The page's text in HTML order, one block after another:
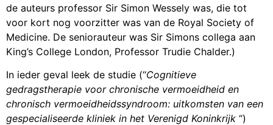
de auteurs professor Sir Simon Wessely was, die tot
voor kort nog voorzitter was van de Royal Society of
Medicine. De seniorauteur was Sir Simons collega aan
King’s College London, Professor Trudie Chalder.)
In ieder geval leek de studie (“Cognitieve
gedragstherapie voor chronische vermoeidheid en
chronisch vermoeidheidssyndroom: uitkomsten van een
gespecialiseerde kliniek in het Verenigd Koninkrijk “)